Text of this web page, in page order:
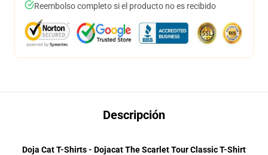
Reembolso completo si el producto no es recibido
Descripción
Doja Cat T-Shirts - Dojacat The Scarlet Tour Classic T-Shirt